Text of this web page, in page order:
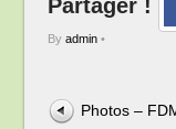
Partager !
By admin•
Photos –